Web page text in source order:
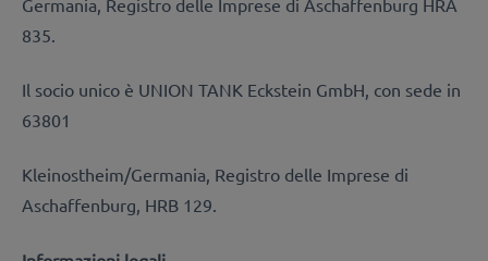
835.
Il socio unico è UNION TANK Eckstein GmbH, con sede in
63801
Kleinostheim/Germania, Registro delle Imprese di
Aschaffenburg, HRB 129.